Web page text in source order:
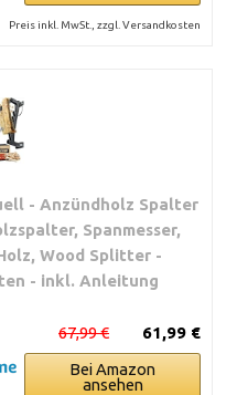
Preis inkl. MwSt., zzgl. Versandkosten
- Anzündholz Spalter
Spanmesser,
Wood Splitter -
- inkl. Anleitung
61,99 €
67,99 €
Bei Amazon
ansehen